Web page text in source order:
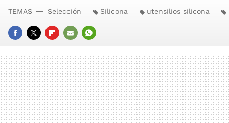
FACEBOOK
TWITTERFLIPBOARD
E-
MAIL
WHATSAPP
TEMAS Selección Silicona utensilios silicona